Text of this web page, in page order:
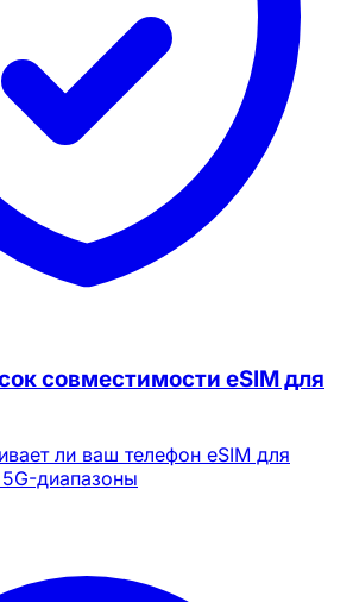
совместимости eSIM для
ли ваш телефон eSIM для
диапазоны